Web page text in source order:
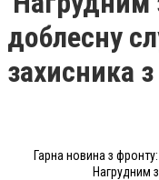
доблесну
захисника
Гарна новина з
Нагрудним